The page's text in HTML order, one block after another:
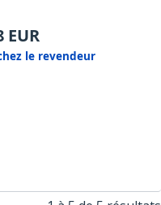
EUR
le revendeur